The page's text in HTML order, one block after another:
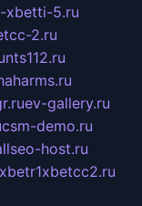
xbetti-5.ru
2.ru
ev-gallery.ru
csm-demo.ru
host.ru